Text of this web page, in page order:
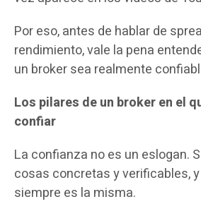
Por eso, antes de hablar de
rendimiento, vale la pena
un broker sea realmente
Los pilares de un broker en el
confiar
La confianza no es un eslogan.
cosas concretas y verificables,
siempre es la misma.